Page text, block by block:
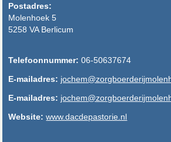
Postadres:
Molenhoek 5
5258 VA Berlicum
Telefoonnummer: 06-50637674
E-mailadres:
E-mailadres:
Website: www.dacdepastorie.nl